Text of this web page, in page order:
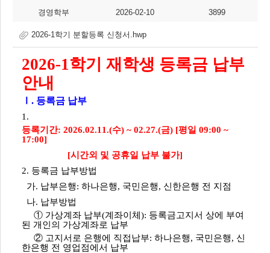
경영학부 2026-02-10 3899
2026-1학기 분할등록 신청서.hwp
2026-1학기 재학생 등록금 납부
안내
Ⅰ. 등록금 납부
1.
등록기간: 2026.02.11.(수) ~ 02.27.(금) [평일 09:00 ~
17:00]
[시간외 및 공휴일 납부 불가]
2. 등록금 납부방법
가. 납부은행: 하나은행, 국민은행, 신한은행 전 지점
나. 납부방법
① 가상계좌 납부(계좌이체): 등록금고지서 상에 부여
된 개인의 가상계좌로 납부
② 고지서로 은행에 직접납부: 하나은행, 국민은행, 신
한은행 전 영업점에서 납부